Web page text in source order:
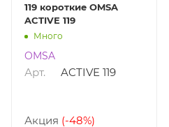
119 короткие OMSA
ACTIVE 119
Много
OMSA
Арт. ACTIVE 119
Акция (-48%)